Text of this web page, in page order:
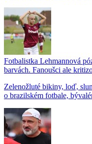
Fotbalistka Lehmannová
barvách. Fanoušci ale
Zelenožluté bikiny, loď,
o brazilském fotbale,